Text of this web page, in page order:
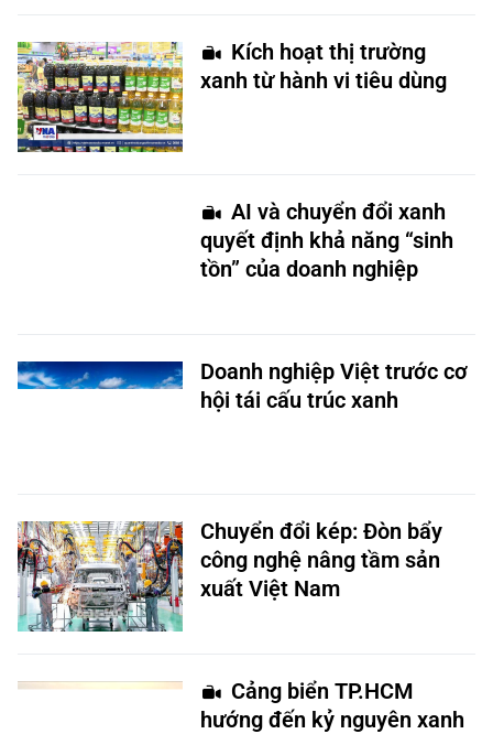
Kích hoạt thị trường
xanh từ hành vi tiêu dùng
AI và chuyển đổi xanh
quyết định khả năng “sinh
tồn” của doanh nghiệp
Doanh nghiệp Việt trước cơ
hội tái cấu trúc xanh
Chuyển đổi kép: Đòn bẩy
công nghệ nâng tầm sản
xuất Việt Nam
Cảng biển TP.HCM
hướng đến kỷ nguyên xanh